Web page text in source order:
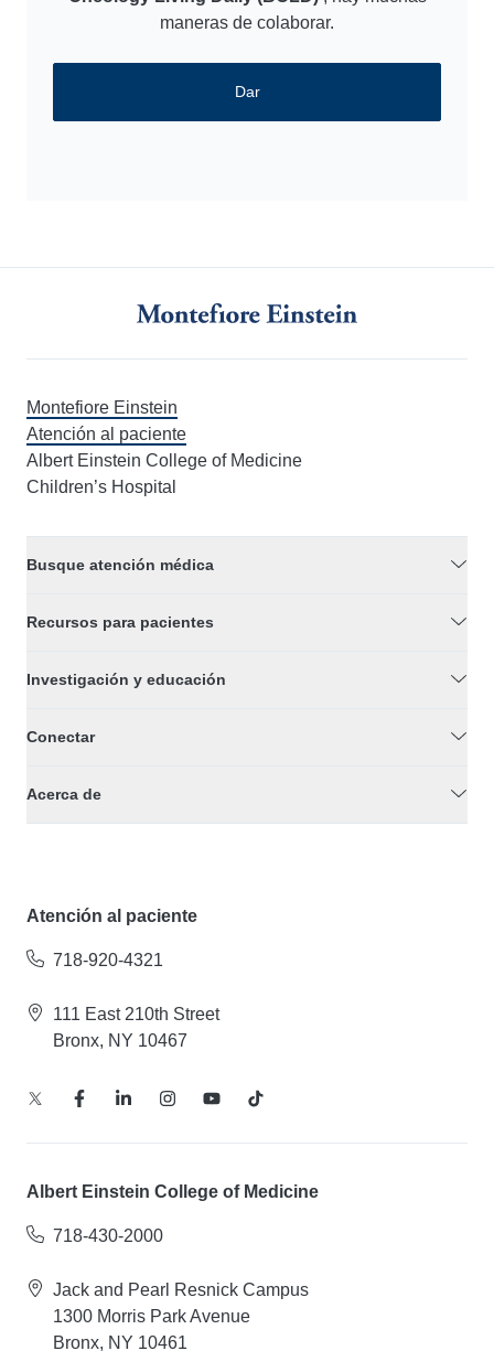
maneras de colaborar.
Dar
Montefiore Einstein
Atención al paciente
Albert Einstein College of Medicine
Children’s Hospital
Busque atención médica
Recursos para pacientes
Investigación y educación
Conectar
Acerca de
Atención al paciente
718-920-4321
111 East 210th Street
Bronx, NY 10467
Albert Einstein College of Medicine
718-430-2000
Jack and Pearl Resnick Campus
1300 Morris Park Avenue
Bronx, NY 10461